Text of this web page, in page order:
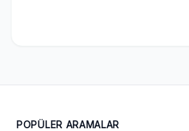
POPÜLER ARAMALAR